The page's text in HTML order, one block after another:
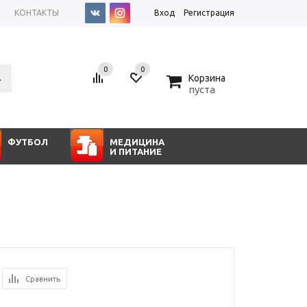
КОНТАКТЫ Вход Регистрация
0 0
Корзина
пуста
ФУТБОЛ
МЕДИЦИНА
И ПИТАНИЕ
Сравнить